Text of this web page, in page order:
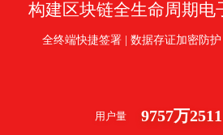
构建区块链全生命周期电
全终端快捷签署 | 数据存证加密防
用户量 9757万2511